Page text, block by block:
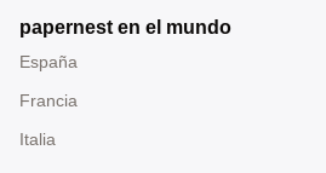
papernest en el mundo
España
Francia
Italia